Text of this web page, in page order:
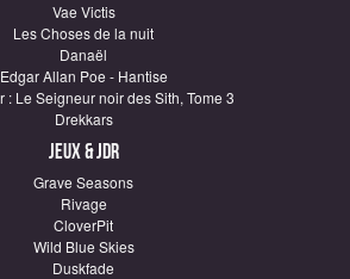
Vae Victis
Les Choses de la nuit
Danaël
Edgar Allan Poe - Hantise
: Le Seigneur noir des Sith, Tome 3
Drekkars
Jeux & JDR
Grave Seasons
Rivage
CloverPit
Wild Blue Skies
Duskfade